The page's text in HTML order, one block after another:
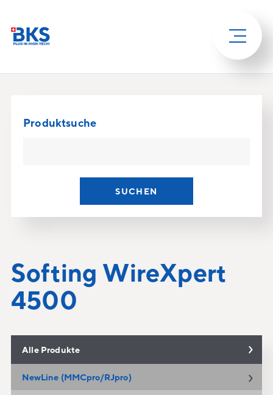
Produktsuche
SUCHEN
Softing WireXpert
4500
Alle Produkte
NewLine (MMCpro/RJpro)